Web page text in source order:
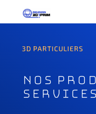
3D PARTICULIERS
NOS
SERVICES